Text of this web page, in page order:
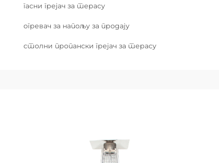
гасни грејач за терасу
огревач за напољу за продају
столни пропански грејач за терасу